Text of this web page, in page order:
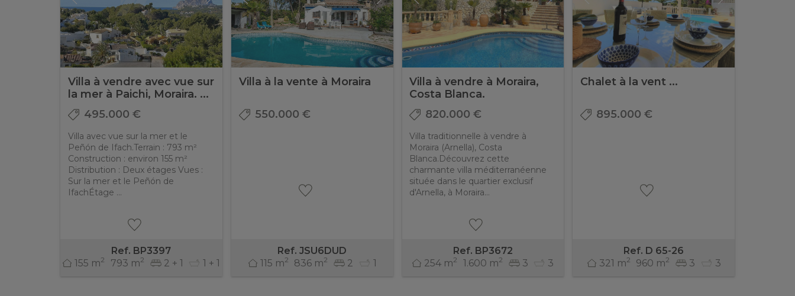
Villa à vendre avec vue sur
la mer à Paichi, Moraira. ...
495.000 €
Villa avec vue sur la mer et le
Peñón de Ifach.Terrain : 793 m²
Construction : environ 155 m²
Distribution : Deux étages Vues :
Sur la mer et le Peñón de
IfachÉtage ...
Ref. BP3397
155 m2 793 m2 2 + 1 1 + 1
Villa à la vente à Moraira
550.000 €
Ref. JSU6DUD
115 m2 836 m2 2 1
Villa à vendre à Moraira,
Costa Blanca.
820.000 €
Villa traditionnelle à vendre à
Moraira (Arnella), Costa
Blanca.Découvrez cette
charmante villa méditerranéenne
située dans le quartier exclusif
d'Arnella, à Moraira...
Ref. BP3672
254 m2 1.600 m2 3 3
Chalet à la vent ...
895.000 €
Ref. D 65-26
321 m2 960 m2 3 3